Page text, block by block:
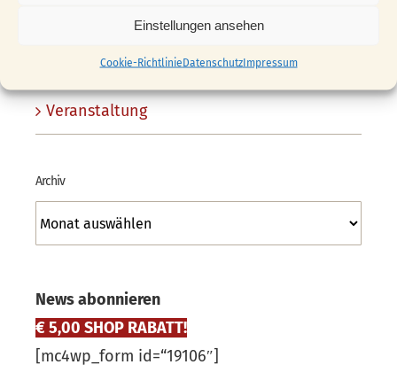
Einstellungen ansehen
Cookie-RichtlinieDatenschutzImpressum
Unsere Schnitzstube
Veranstaltung
Archiv
Archiv
News abonnieren
€ 5,00 SHOP RABATT!
[mc4wp_form id=“19106″]